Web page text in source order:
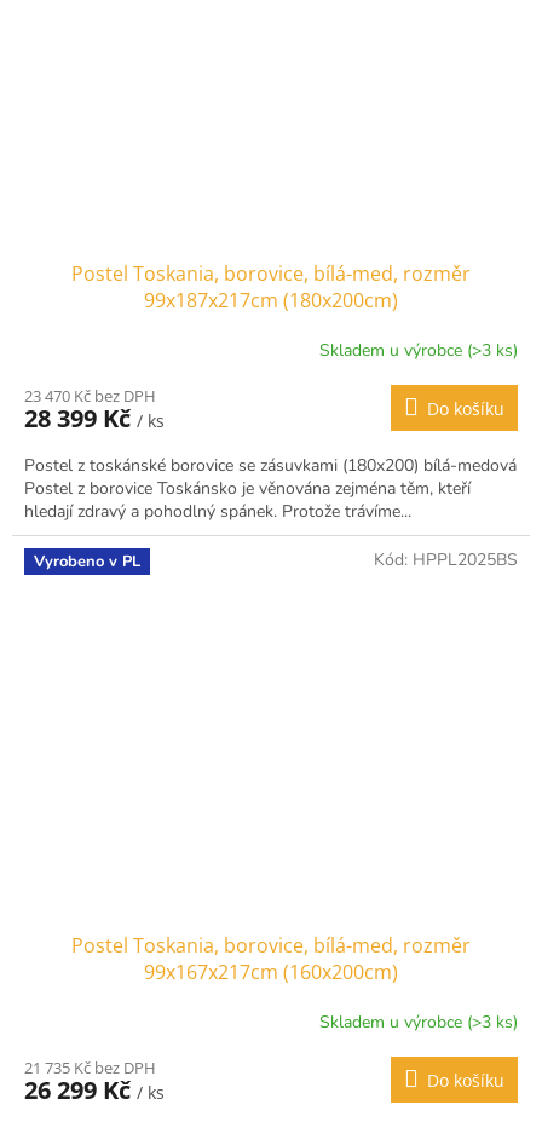
Postel Toskania, borovice, bílá-med, rozměr
99x187x217cm (180x200cm)
Skladem u výrobce (>3 ks)
23 470 Kč bez DPH
28 399 Kč / ks
Do košíku
Postel z toskánské borovice se zásuvkami (180x200) bílá-medová
Postel z borovice Toskánsko je věnována zejména těm, kteří
hledají zdravý a pohodlný spánek. Protože trávíme...
Vyrobeno v PL
Postel Toskania, borovice, bílá-med, rozměr
99x167x217cm (160x200cm)
Skladem u výrobce (>3 ks)
21 735 Kč bez DPH
26 299 Kč / ks
Do košíku
Kód: HPPL2025BS